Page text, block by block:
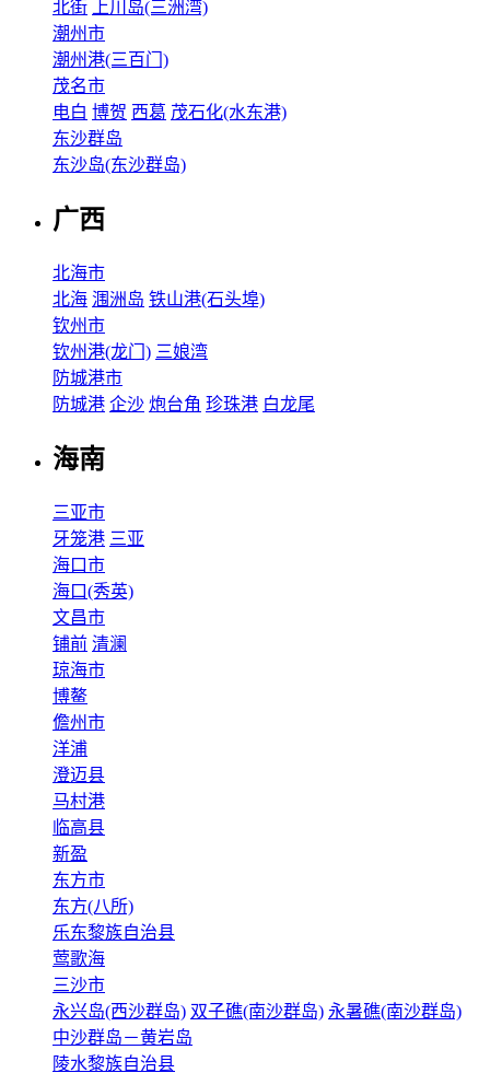
北街
上川岛(三洲湾)
潮州市
潮州港(三百门)
茂名市
电白 博贺 西葛 茂石化(水东港)
东沙群岛
东沙岛(东沙群岛)
广西
北海市
北海 涠洲岛 铁山港(石头埠)
钦州市
钦州港(龙门) 三娘湾
防城港市
防城港 企沙 炮台角 珍珠港 白龙尾
海南
三亚市
牙笼港 三亚
海口市
海口(秀英)
文昌市
铺前 清澜
琼海市
博鳌
儋州市
洋浦
澄迈县
马村港
临高县
新盈
东方市
东方(八所)
乐东黎族自治县
莺歌海
三沙市
永兴岛(西沙群岛) 双子礁(南沙群岛) 永暑礁(南沙群岛)
中沙群岛－黄岩岛
陵水黎族自治县